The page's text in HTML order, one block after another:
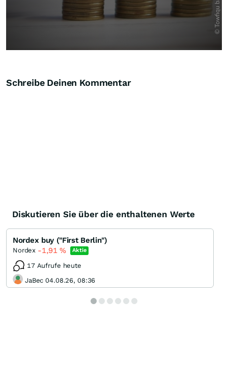
Schreibe Deinen Kommentar
Diskutieren Sie über die enthaltenen Werte
Nordex buy ("First Berlin")
Nordex -1,91% Aktie
17 Aufrufe heute
JaBec 04.08.26, 08:36